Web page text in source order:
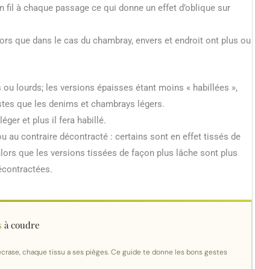
fil à chaque passage ce qui donne un effet d’oblique sur
que dans le cas du chambray, envers et endroit ont plus ou
lourds; les versions épaisses étant moins « habillées »,
que les denims et chambrays légers.
et plus il fera habillé.
au contraire décontracté : certains sont en effet tissés de
que les versions tissées de façon plus lâche sont plus
à coudre
chaque tissu a ses pièges. Ce guide te donne les bons gestes